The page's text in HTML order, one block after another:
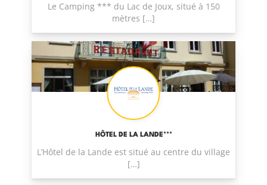
Le Camping *** du Lac de Joux, situé à 150
mètres […]
HÔTEL DE LA LANDE***
L’Hôtel de la Lande est situé au centre du village
[…]